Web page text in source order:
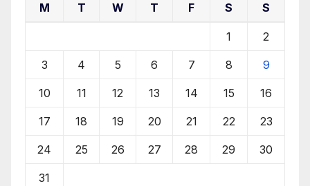
M T W T F S S
1 2
3 4 5 6 7 8 9
10 11 12 13 14 15 16
17 18 19 20 21 22 23
24 25 26 27 28 29 30
31